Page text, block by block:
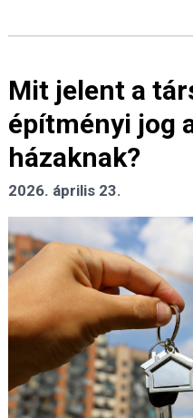
Mit jelent a
építményi jog
házaknak?
2026. április 23.